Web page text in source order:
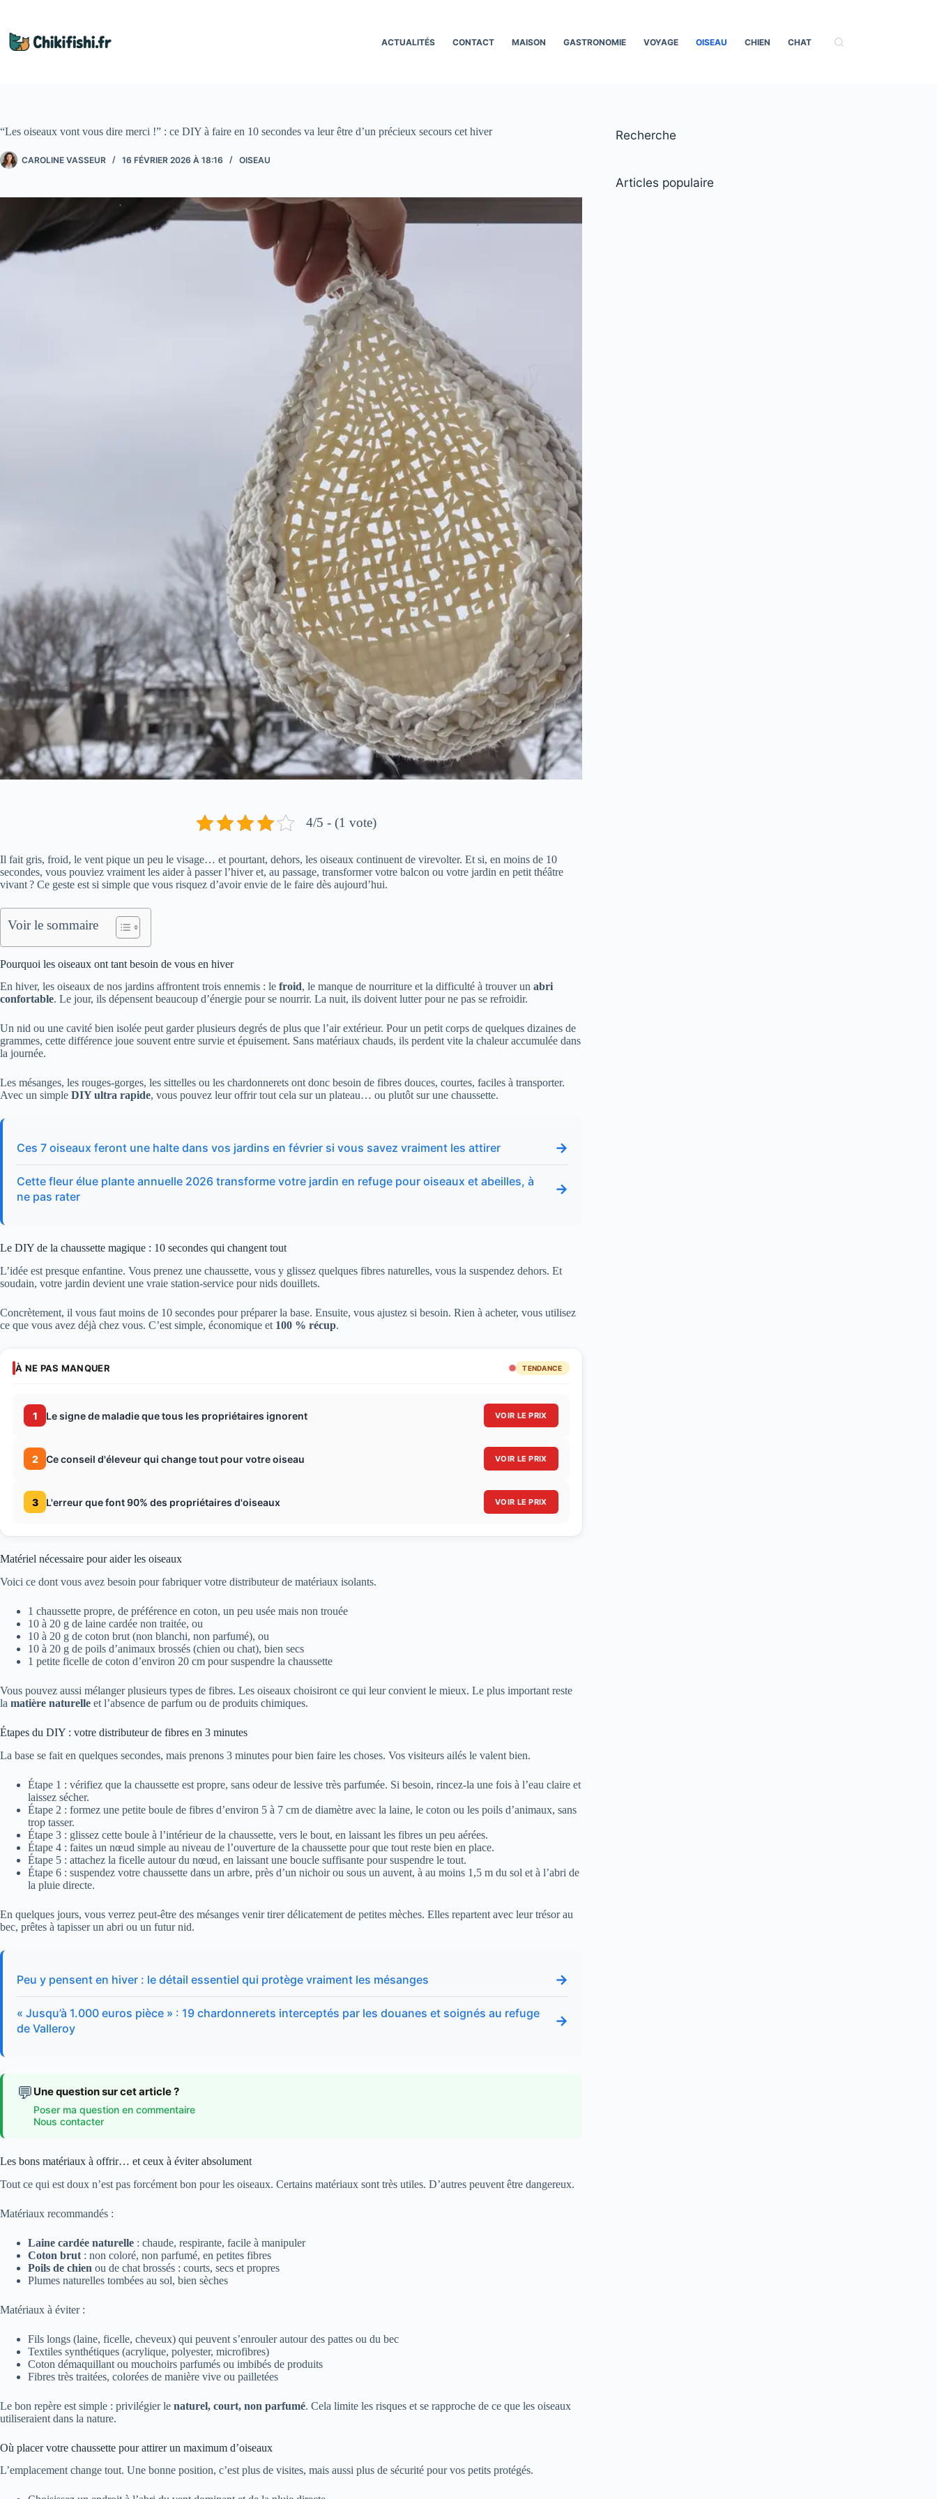
contenu
ACTUALITÉS CONTACT MAISON GASTRONOMIE VOYAGE OISEAU CHIEN CHAT
“Les oiseaux vont vous dire merci !” : ce DIY à faire en 10 secondes va leur être d’un précieux secours cet hiver
CAROLINE VASSEUR 16 FÉVRIER 2026 À 18:16 OISEAU
4/5 - (1 vote)
Il fait gris, froid, le vent pique un peu le visage… et pourtant, dehors, les oiseaux continuent de virevolter. Et si, en moins de 10
secondes, vous pouviez vraiment les aider à passer l’hiver et, au passage, transformer votre balcon ou votre jardin en petit théâtre
vivant ? Ce geste est si simple que vous risquez d’avoir envie de le faire dès aujourd’hui.
Voir le sommaire
Pourquoi les oiseaux ont tant besoin de vous en hiver
En hiver, les oiseaux de nos jardins affrontent trois ennemis : le froid, le manque de nourriture et la difficulté à trouver un abri
confortable. Le jour, ils dépensent beaucoup d’énergie pour se nourrir. La nuit, ils doivent lutter pour ne pas se refroidir.
Un nid ou une cavité bien isolée peut garder plusieurs degrés de plus que l’air extérieur. Pour un petit corps de quelques dizaines de
grammes, cette différence joue souvent entre survie et épuisement. Sans matériaux chauds, ils perdent vite la chaleur accumulée dans
la journée.
Les mésanges, les rouges-gorges, les sittelles ou les chardonnerets ont donc besoin de fibres douces, courtes, faciles à transporter.
Avec un simple DIY ultra rapide, vous pouvez leur offrir tout cela sur un plateau… ou plutôt sur une chaussette.
Ces 7 oiseaux feront une halte dans vos jardins en février si vous savez vraiment les attirer →
Cette fleur élue plante annuelle 2026 transforme votre jardin en refuge pour oiseaux et abeilles, à
ne pas rater
→
Le DIY de la chaussette magique : 10 secondes qui changent tout
L’idée est presque enfantine. Vous prenez une chaussette, vous y glissez quelques fibres naturelles, vous la suspendez dehors. Et
soudain, votre jardin devient une vraie station-service pour nids douillets.
Concrètement, il vous faut moins de 10 secondes pour préparer la base. Ensuite, vous ajustez si besoin. Rien à acheter, vous utilisez
ce que vous avez déjà chez vous. C’est simple, économique et 100 % récup.
À NE PAS MANQUER TENDANCE
1 Le signe de maladie que tous les propriétaires ignorent VOIR LE PRIX
2 Ce conseil d'éleveur qui change tout pour votre oiseau VOIR LE PRIX
3 L'erreur que font 90% des propriétaires d'oiseaux VOIR LE PRIX
Matériel nécessaire pour aider les oiseaux
Voici ce dont vous avez besoin pour fabriquer votre distributeur de matériaux isolants.
1 chaussette propre, de préférence en coton, un peu usée mais non trouée
10 à 20 g de laine cardée non traitée, ou
10 à 20 g de coton brut (non blanchi, non parfumé), ou
10 à 20 g de poils d’animaux brossés (chien ou chat), bien secs
1 petite ficelle de coton d’environ 20 cm pour suspendre la chaussette
Vous pouvez aussi mélanger plusieurs types de fibres. Les oiseaux choisiront ce qui leur convient le mieux. Le plus important reste
la matière naturelle et l’absence de parfum ou de produits chimiques.
Étapes du DIY : votre distributeur de fibres en 3 minutes
La base se fait en quelques secondes, mais prenons 3 minutes pour bien faire les choses. Vos visiteurs ailés le valent bien.
Étape 1 : vérifiez que la chaussette est propre, sans odeur de lessive très parfumée. Si besoin, rincez-la une fois à l’eau claire et
laissez sécher.
Étape 2 : formez une petite boule de fibres d’environ 5 à 7 cm de diamètre avec la laine, le coton ou les poils d’animaux, sans
trop tasser.
Étape 3 : glissez cette boule à l’intérieur de la chaussette, vers le bout, en laissant les fibres un peu aérées.
Étape 4 : faites un nœud simple au niveau de l’ouverture de la chaussette pour que tout reste bien en place.
Étape 5 : attachez la ficelle autour du nœud, en laissant une boucle suffisante pour suspendre le tout.
Étape 6 : suspendez votre chaussette dans un arbre, près d’un nichoir ou sous un auvent, à au moins 1,5 m du sol et à l’abri de
la pluie directe.
En quelques jours, vous verrez peut-être des mésanges venir tirer délicatement de petites mèches. Elles repartent avec leur trésor au
bec, prêtes à tapisser un abri ou un futur nid.
Peu y pensent en hiver : le détail essentiel qui protège vraiment les mésanges →
« Jusqu’à 1.000 euros pièce » : 19 chardonnerets interceptés par les douanes et soignés au refuge
de Valleroy
→
💬 Une question sur cet article ?
Poser ma question en commentaire
Nous contacter
Les bons matériaux à offrir… et ceux à éviter absolument
Tout ce qui est doux n’est pas forcément bon pour les oiseaux. Certains matériaux sont très utiles. D’autres peuvent être dangereux.
Matériaux recommandés :
Laine cardée naturelle : chaude, respirante, facile à manipuler
Coton brut : non coloré, non parfumé, en petites fibres
Poils de chien ou de chat brossés : courts, secs et propres
Plumes naturelles tombées au sol, bien sèches
Matériaux à éviter :
Fils longs (laine, ficelle, cheveux) qui peuvent s’enrouler autour des pattes ou du bec
Textiles synthétiques (acrylique, polyester, microfibres)
Coton démaquillant ou mouchoirs parfumés ou imbibés de produits
Fibres très traitées, colorées de manière vive ou pailletées
Le bon repère est simple : privilégier le naturel, court, non parfumé. Cela limite les risques et se rapproche de ce que les oiseaux
utiliseraient dans la nature.
Où placer votre chaussette pour attirer un maximum d’oiseaux
L’emplacement change tout. Une bonne position, c’est plus de visites, mais aussi plus de sécurité pour vos petits protégés.
Recherche
Articles populaire